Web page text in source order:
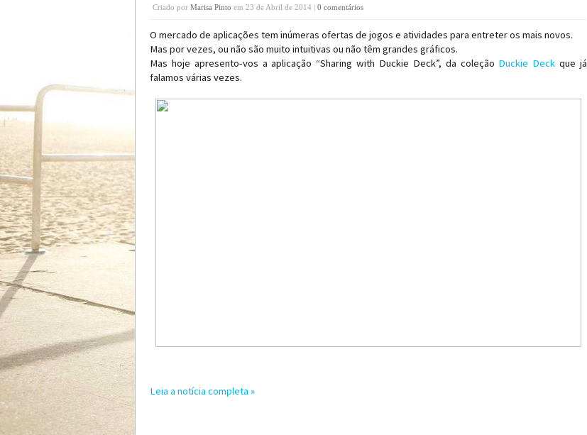
Criado por Marisa Pinto em 23 de Abril de 2014 | 0 comentários
O mercado de aplicações tem inúmeras ofertas de jogos e atividades para entreter os mais novos.
Mas por vezes, ou não são muito intuitivas ou não têm grandes gráficos.
Mas hoje apresento-vos a aplicação “Sharing with Duckie Deck”, da coleção Duckie Deck que já
falamos várias vezes.
Leia a notícia completa »